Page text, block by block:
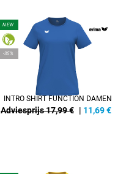
NEW
-35%
INTRO SHIRT FUNCTION DAMEN
Adviesprijs 17,99 € | 11,69€